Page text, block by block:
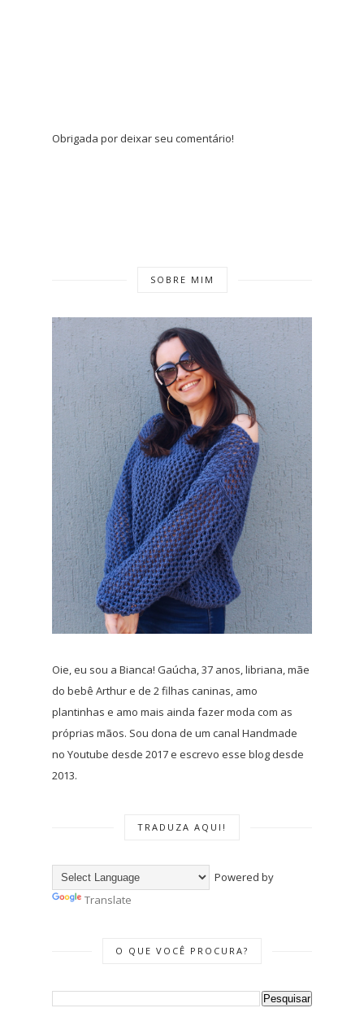
Obrigada por deixar seu comentário!
SOBRE MIM
Oie, eu sou a Bianca! Gaúcha, 37 anos, libriana, mãe
do bebê Arthur e de 2 filhas caninas, amo
plantinhas e amo mais ainda fazer moda com as
próprias mãos. Sou dona de um canal Handmade
no Youtube desde 2017 e escrevo esse blog desde
2013.
TRADUZA AQUI!
Powered by
Translate
O QUE VOCÊ PROCURA?